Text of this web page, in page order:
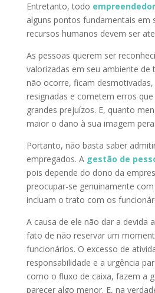
Entretanto, todo empreendedor
alguns pontos fundamentais em
recursos humanos devem ser
As pessoas querem ser
valorizadas em seu ambiente de
não ocorre, ficam desmotivadas,
resignadas e cometem erros
grandes prejuízos. E, quanto
maior o dano à sua imagem
Portanto, não basta saber
empregados. A gestão de
pois depende do dono da
preocupar-se genuinamente
incluam o trato com os
A causa de ele não dar a devida
fato de não reservar um
funcionários. O excesso de
responsabilidade e a urgência
como o fluxo de caixa, fazem a
parecer algo menor. E, na